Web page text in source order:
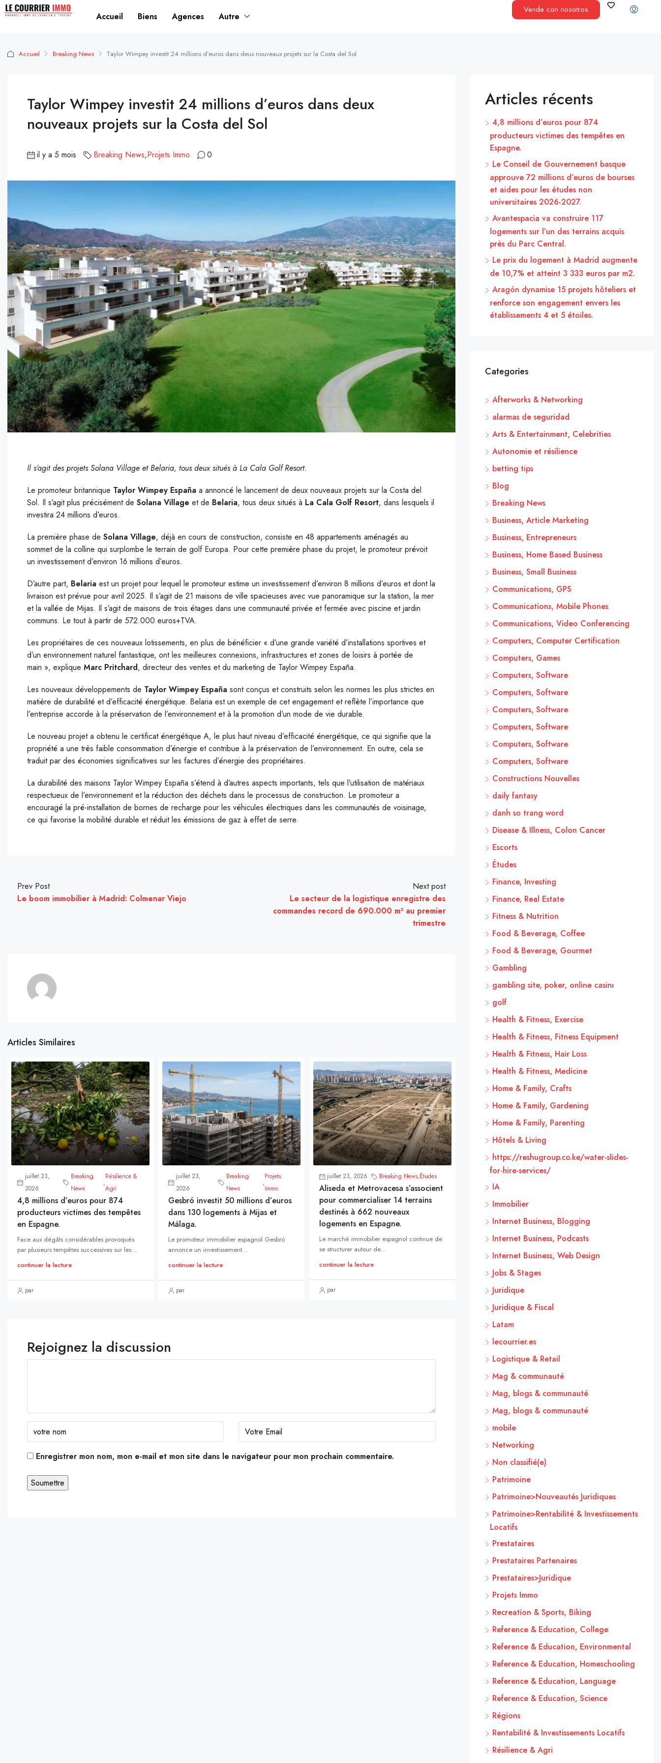
Accueil Biens Agences Autre
Vende con nosotros
Accueil Breaking News Taylor Wimpey investit 24 millions d’euros dans deux nouveaux projets sur la Costa del Sol
Taylor Wimpey investit 24 millions d’euros dans deux
nouveaux projets sur la Costa del Sol
il y a 5 mois Breaking News,Projets Immo 0
Il s’agit des projets Solana Village et Belaria, tous deux situés à La Cala Golf Resort.
Le promoteur britannique Taylor Wimpey España a annoncé le lancement de deux nouveaux projets sur la Costa del
Sol. Il s’agit plus précisément de Solana Village et de Belaria, tous deux situés à La Cala Golf Resort, dans lesquels il
investira 24 millions d’euros.
La première phase de Solana Village, déjà en cours de construction, consiste en 48 appartements aménagés au
sommet de la colline qui surplombe le terrain de golf Europa. Pour cette première phase du projet, le promoteur prévoit
un investissement d’environ 16 millions d’euros.
D’autre part, Belaria est un projet pour lequel le promoteur estime un investissement d’environ 8 millions d’euros et dont la
livraison est prévue pour avril 2025. Il s’agit de 21 maisons de ville spacieuses avec vue panoramique sur la station, la mer
et la vallée de Mijas. Il s’agit de maisons de trois étages dans une communauté privée et fermée avec piscine et jardin
communs. Le tout à partir de 572.000 euros+TVA.
Les propriétaires de ces nouveaux lotissements, en plus de bénéficier « d’une grande variété d’installations sportives et
d’un environnement naturel fantastique, ont les meilleures connexions, infrastructures et zones de loisirs à portée de
main », explique Marc Pritchard, directeur des ventes et du marketing de Taylor Wimpey España.
Les nouveaux développements de Taylor Wimpey España sont conçus et construits selon les normes les plus strictes en
matière de durabilité et d’efficacité énergétique. Belaria est un exemple de cet engagement et reflète l’importance que
l’entreprise accorde à la préservation de l’environnement et à la promotion d’un mode de vie durable.
Le nouveau projet a obtenu le certificat énergétique A, le plus haut niveau d’efficacité énergétique, ce qui signifie que la
propriété a une très faible consommation d’énergie et contribue à la préservation de l’environnement. En outre, cela se
traduit par des économies significatives sur les factures d’énergie des propriétaires.
La durabilité des maisons Taylor Wimpey España s’étend à d’autres aspects importants, tels que l’utilisation de matériaux
respectueux de l’environnement et la réduction des déchets dans le processus de construction. Le promoteur a
encouragé la pré-installation de bornes de recharge pour les véhicules électriques dans les communautés de voisinage,
ce qui favorise la mobilité durable et réduit les émissions de gaz à effet de serre.
Prev Post
Le boom immobilier à Madrid: Colmenar Viejo
Next post
Le secteur de la logistique enregistre des
commandes record de 690.000 m² au premier
trimestre
Articles Similaires
juillet 23,
2026
Breaking
News
,
Résilience &
Agri
4,8 millions d’euros pour 874
producteurs victimes des tempêtes
en Espagne.
Face aux dégâts considérables provoqués
par plusieurs tempêtes successives sur les...
continuer la lecture
par
juillet 23,
2026
Breaking
News
,
Projets
Immo
Gesbró investit 50 millions d’euros
dans 130 logements à Mijas et
Málaga.
Le promoteur immobilier espagnol Gesbró
annonce un investissement...
continuer la lecture
par
juillet 23, 2026 Breaking News,Études
Aliseda et Metrovacesa s’associent
pour commercialiser 14 terrains
destinés à 662 nouveaux
logements en Espagne.
Le marché immobilier espagnol continue de
se structurer autour de...
continuer la lecture
par
Rejoignez la discussion
Enregistrer mon nom, mon e-mail et mon site dans le navigateur pour mon prochain commentaire.
Articles récents
4,8 millions d’euros pour 874
producteurs victimes des tempêtes en
Espagne.
Le Conseil de Gouvernement basque
approuve 72 millions d’euros de bourses
et aides pour les études non
universitaires 2026-2027.
Avantespacia va construire 117
logements sur l’un des terrains acquis
près du Parc Central.
Le prix du logement à Madrid augmente
de 10,7% et atteint 3 333 euros par m2.
Aragón dynamise 15 projets hôteliers et
renforce son engagement envers les
établissements 4 et 5 étoiles.
Categories
Afterworks & Networking
alarmas de seguridad
Arts & Entertainment, Celebrities
Autonomie et résilience
betting tips
Blog
Breaking News
Business, Article Marketing
Business, Entrepreneurs
Business, Home Based Business
Business, Small Business
Communications, GPS
Communications, Mobile Phones
Communications, Video Conferencing
Computers, Computer Certification
Computers, Games
Computers, Software
Computers, Software
Computers, Software
Computers, Software
Computers, Software
Computers, Software
Constructions Nouvelles
daily fantasy
danh so trang word
Disease & Illness, Colon Cancer
Escorts
Études
Finance, Investing
Finance, Real Estate
Fitness & Nutrition
Food & Beverage, Coffee
Food & Beverage, Gourmet
Gambling
gambling site, poker, online casinı
golf
Health & Fitness, Exercise
Health & Fitness, Fitness Equipment
Health & Fitness, Hair Loss
Health & Fitness, Medicine
Home & Family, Crafts
Home & Family, Gardening
Home & Family, Parenting
Hôtels & Living
https://reshugroup.co.ke/water-slides-
for-hire-services/
IA
Immobilier
Internet Business, Blogging
Internet Business, Podcasts
Internet Business, Web Design
Jobs & Stages
Juridique
Juridique & Fiscal
Latam
lecourrier.es
Logistique & Retail
Mag & communauté
Mag, blogs & communauté
Mag, blogs & communauté
mobile
Networking
Non classifié(e)
Patrimoine
Patrimoine>Nouveautés Juridiques
Patrimoine>Rentabilité & Investissements
Locatifs
Prestataires
Prestataires Partenaires
Prestataires>Juridique
Projets Immo
Recreation & Sports, Biking
Reference & Education, College
Reference & Education, Environmental
Reference & Education, Homeschooling
Reference & Education, Language
Reference & Education, Science
Régions
Rentabilité & Investissements Locatifs
Résilience & Agri